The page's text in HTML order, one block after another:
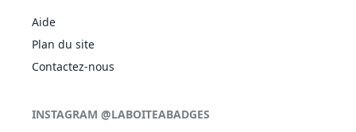
Aide
Plan du site
Contactez-nous
INSTAGRAM @LABOITEABADGES